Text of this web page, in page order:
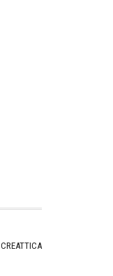
CREATTICA